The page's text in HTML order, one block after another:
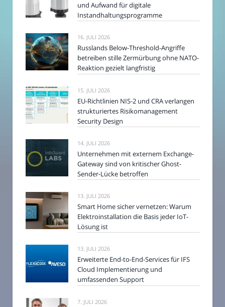
und Aufwand für digitale
Instandhaltungsprogramme
16. JULI 2026
Russlands Below-Threshold-Angriffe
betreiben stille Zermürbung ohne NATO-
Reaktion gezielt langfristig
15. JULI 2026
EU-Richtlinien NIS-2 und CRA verlangen
strukturiertes Risikomanagement
Security Design
14. JULI 2026
Unternehmen mit externem Exchange-
Gateway sind von kritischer Ghost-
Sender-Lücke betroffen
13. JULI 2026
Smart Home sicher vernetzen: Warum
Elektroinstallation die Basis jeder IoT-
Lösung ist
13. JULI 2026
Erweiterte End-to-End-Services für IFS
Cloud Implementierung und
umfassenden Support
7. JULI 2026